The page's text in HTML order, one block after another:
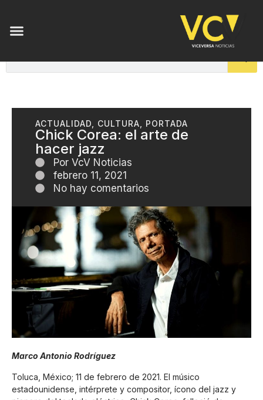
ACTUALIDAD CULTURA PORTADA
Chick Corea: el arte de
hacer jazz
Por VcV Noticias
febrero 11, 2021
No hay comentarios
Marco Antonio Rodríguez
Toluca, México; 11 de febrero de 2021. El músico
estadounidense, intérprete y compositor, ícono del jazz y